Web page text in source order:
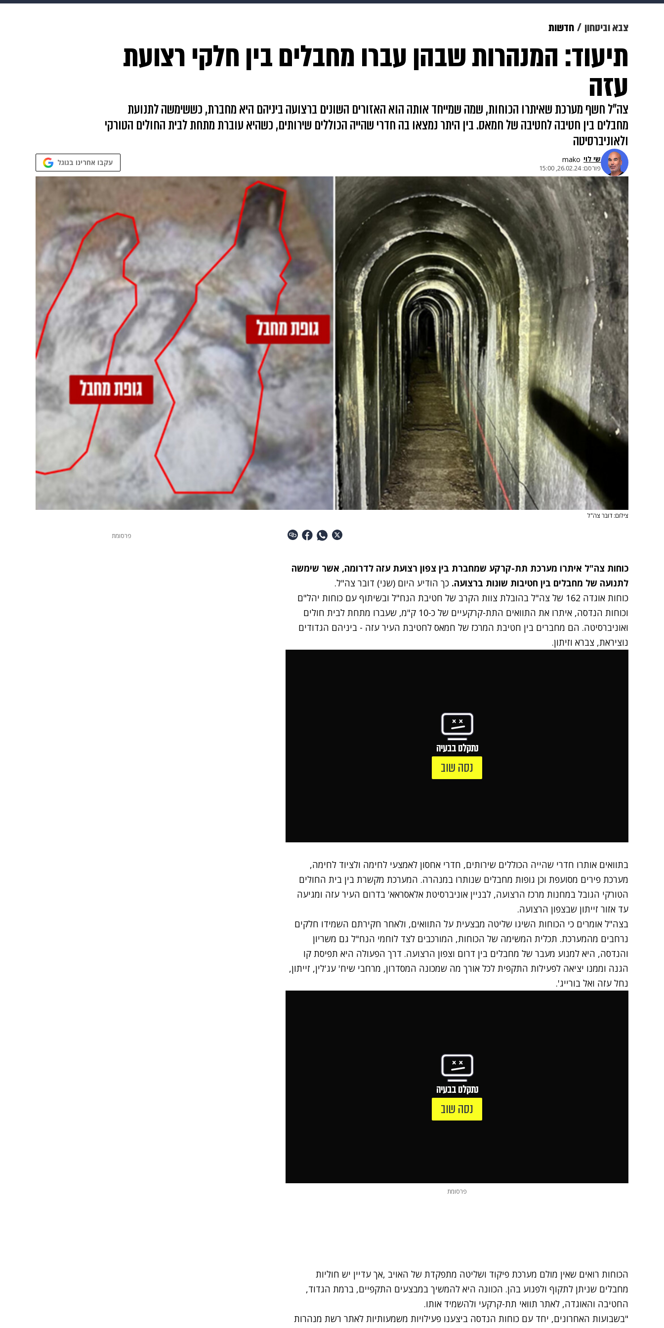
צבא וביטחון
ויוה משפט תשעה חודשים מתכונים פרויקטים מיוחדים
צבא וביטחון חדשות
תיעוד: המנהרות שבהן עברו מחבלים בין חלקי רצועת
עזה
צה"ל חשף מערכת שאיתרו הכוחות, שמה שמייחד אותה הוא האזורים השונים ברצועה ביניהם היא מחברת, כששימשה לתנועת
מחבלים בין חטיבה לחטיבה של חמאס. בין היתר נמצאו בה חדרי שהייה הכוללים שירותים, כשהיא עוברת מתחת לבית החולים הטורקי
ולאוניברסיטה
שי לוי mako
פורסם:26.02.24, 15:00
עקבו אחרינו בגוגל
צילום: דובר צה"ל
כוחות צה"ל איתרו מערכת תת-קרקע שמחברת בין צפון רצועת עזה לדרומה, אשר שימשה
לתנועה של מחבלים בין חטיבות שונות ברצועה. כך הודיע היום (שני) דובר צה"ל.
כוחות אוגדה 162 של צה"ל בהובלת צוות הקרב של חטיבת הנח"ל ובשיתוף עם כוחות יהל"ם
וכוחות הנדסה, איתרו את התוואים התת-קרקעיים של כ-10 ק"מ, שעברו מתחת לבית חולים
ואוניברסיטה. הם מחברים בין חטיבת המרכז של חמאס לחטיבת העיר עזה - ביניהם הגדודים
נוציראת, צברא וזיתון.
נתקלנו בבעיה
נסה שוב
בתוואים אותרו חדרי שהייה הכוללים שירותים, חדרי אחסון לאמצעי לחימה ולציוד לחימה,
מערכת פירים מסועפת וכן גופות מחבלים שנותרו במנהרה. המערכת מקשרת בין בית החולים
הטורקי הגובל במחנות מרכז הרצועה, לבניין אוניברסיטת אלאסראא' בדרום העיר עזה ומגיעה
עד אזור זייתון שבצפון הרצועה.
בצה"ל אומרים כי הכוחות השיגו שליטה מבצעית על התוואים, ולאחר חקירתם השמידו חלקים
נרחבים מהמערכת. תכלית המשימה של הכוחות, המורכבים לצד לוחמי הנח"ל גם משריון
והנדסה, היא למנוע מעבר של מחבלים בין דרום וצפון הרצועה. דרך הפעולה היא תפיסת קו
הגנה וממנו יציאה לפעילות התקפית לכל אורך מה שמכונה המסדרון, מרחבי שיח' עג'לין, זייתון,
נחל עזה ואל בורייג'.
נתקלנו בבעיה
נסה שוב
פרסומת
הכוחות רואים שאין מולם מערכת פיקוד ושליטה מתפקדת של האויב ,אך עדיין יש חוליות
מחבלים שניתן לתקוף ולפגוע בהן. הכוונה היא להמשיך במבצעים התקפיים, ברמת הגדוד,
החטיבה והאוגדה, לאתר תוואי תת-קרקעי ולהשמיד אותו.
"בשבועות האחרונים, יחד עם כוחות הנדסה ביצענו פעילויות משמעותיות לאתר רשת מנהרות
פרסומת